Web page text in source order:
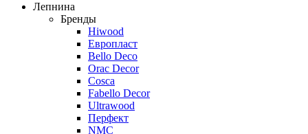
Лепнина
Бренды
Hiwood
Европласт
Bello Deco
Orac Decor
Cosca
Fabello Decor
Ultrawood
Перфект
NMC